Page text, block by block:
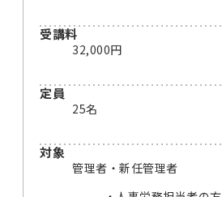
受講料
32,000円
定員
25名
対象
管理者・新任管理者